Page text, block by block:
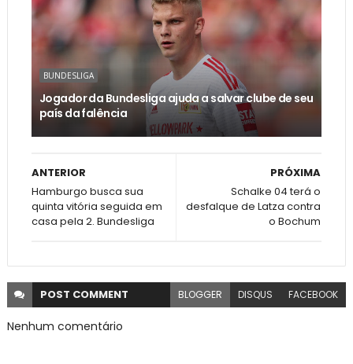
BUNDESLIGA
Jogador da Bundesliga ajuda a salvar clube de seu
país da falência
PRÓXIMA
Schalke 04 terá o
desfalque de Latza contra
o Bochum
ANTERIOR
Hamburgo busca sua
quinta vitória seguida em
casa pela 2. Bundesliga
POST COMMENT BLOGGER DISQUS FACEBOOK
Nenhum comentário